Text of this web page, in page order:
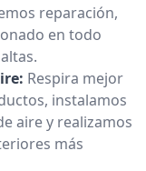
reparación,
en todo
Respira mejor
instalamos
aire y realizamos
más